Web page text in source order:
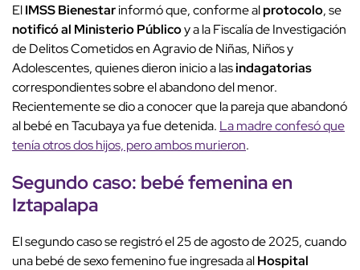
ElIMSS Bienestarinformó que, conforme alprotocolo, se
notificó al Ministerio Públicoy a la Fiscalía de Investigación
de Delitos Cometidos en Agravio de Niñas, Niños y
Adolescentes, quienes dieron inicio a lasindagatorias
correspondientes sobre el abandono del menor.
Recientemente se dio a conocer que la pareja que abandonó
al bebé en Tacubaya ya fue detenida. La madre confesó que
tenía otros dos hijos, pero ambos murieron.
Segundo caso: bebé femeninaen
Iztapalapa
El segundo caso se registró el 25 de agosto de 2025, cuando
una bebé de sexo femenino fue ingresada alHospital